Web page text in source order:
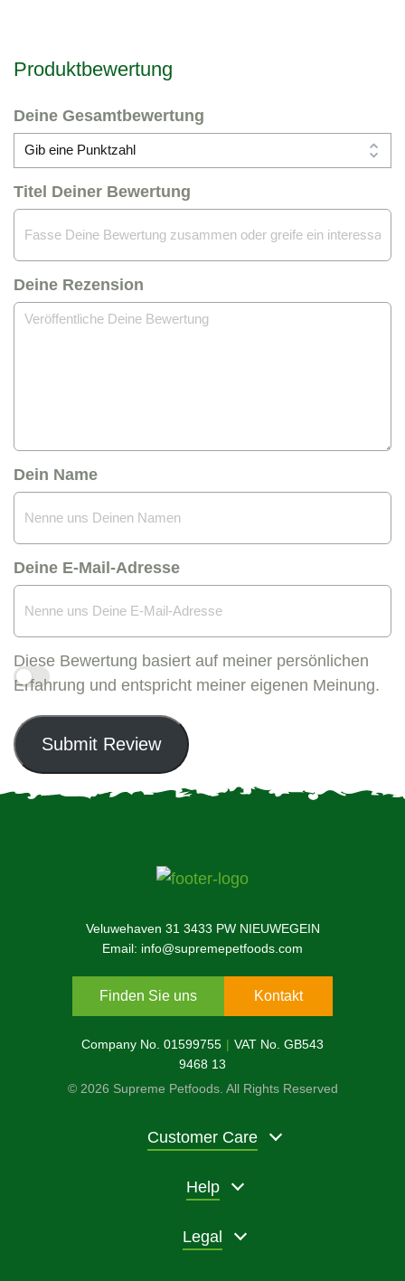
Produktbewertung
Deine Gesamtbewertung
Titel Deiner Bewertung
Deine Rezension
Dein Name
Deine E-Mail-Adresse
Diese Bewertung basiert auf meiner persönlichen
Erfahrung und entspricht meiner eigenen Meinung.
Submit Review
Veluwehaven 31 3433 PW NIEUWEGEIN
Email: info@supremepetfoods.com
Finden Sie uns Kontakt
Company No. 01599755
VAT No. GB543
9468 13
© 2026 Supreme Petfoods. All Rights Reserved
Customer Care
Help
Legal